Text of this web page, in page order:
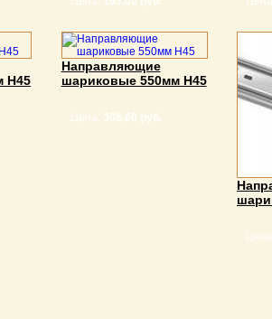
Н45
Направляющие
шариковые 550мм Н45
Цена: 306,60 руб.